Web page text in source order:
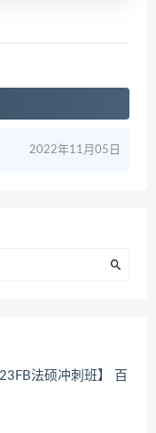
2022年11月05日
法硕冲刺班】 百